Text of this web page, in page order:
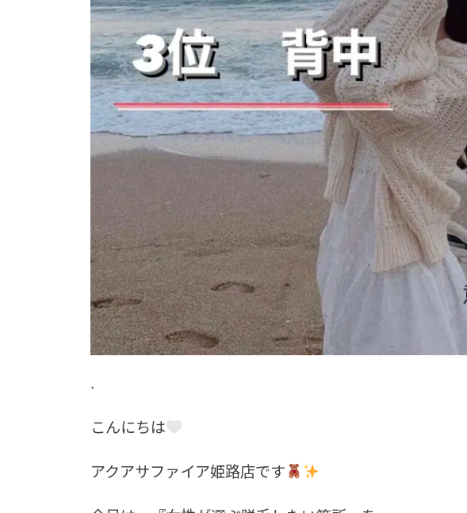
.
こんにちは
アクアサファイア姫路店です